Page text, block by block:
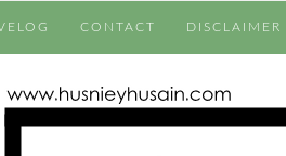
CONTACT DISCLAIMER